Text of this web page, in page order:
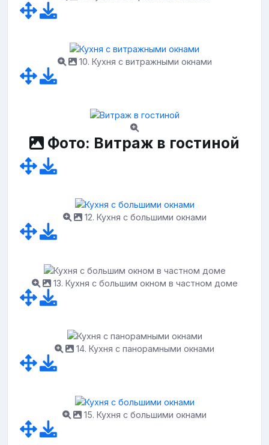
10. Кухня с витражными окнами
Фото: Витраж в гостиной
12. Кухня с большими окнами
13. Кухня с большим окном в частном доме
14. Кухня с панорамными окнами
15. Кухня с большими окнами